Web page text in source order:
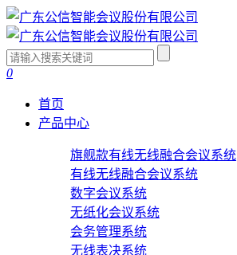
0
首页
产品中心
旗舰款有线无线融合会议系统
有线无线融合会议系统
数字会议系统
无纸化会议系统
会务管理系统
无线表决系统